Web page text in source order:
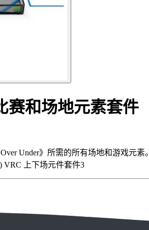
赛和场地元素套件
Under》所需的所有场地和游戏元
VRC 上下场元件套件3